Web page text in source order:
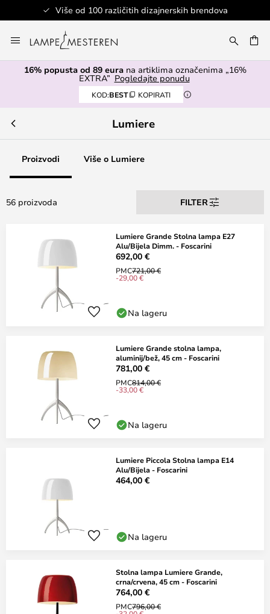
Sigurno plaćanje
to
Content
16% popusta od 89 eurana artiklima označenima „16%
EXTRA” Pogledajte ponudu
KOD:BEST KOPIRATI
Lumiere
Proizvodi Više o Lumiere
56 proizvoda FILTER
Lumiere Grande Stolna lampa E27
Alu/Bijela Dimm. - Foscarini
692,00 €
PMC721,00 €
-29,00 €
Na lageru
Lumiere Grande stolna lampa,
aluminij/bež, 45 cm - Foscarini
781,00 €
PMC814,00 €
-33,00 €
Na lageru
Lumiere Piccola Stolna lampa E14
Alu/Bijela - Foscarini
464,00 €
Na lageru
Stolna lampa Lumiere Grande,
crna/crvena, 45 cm - Foscarini
764,00 €
PMC796,00 €